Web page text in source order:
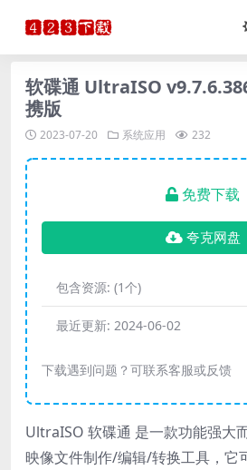
软碟通 UltraISO
携版
2023-07-20 系统应用 232
免费下载
夸克网盘
包含资源: (1个)
最近更新: 2024-06-02
下载遇到问题？可联系客服或反馈
UltraISO 软碟通 是一款功能强大
映像文件制作/编辑/转换工具，它